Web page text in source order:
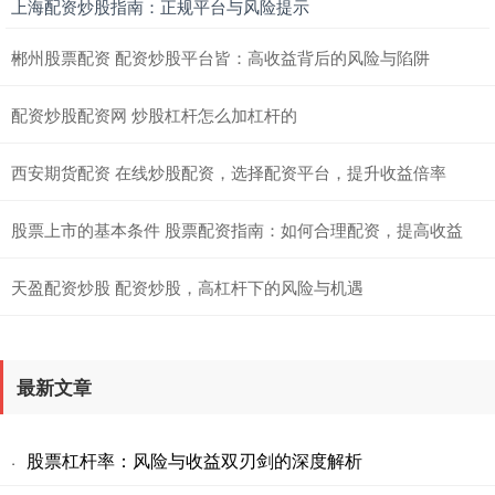
上海配资炒股指南：正规平台与风险提示
郴州股票配资 配资炒股平台皆：高收益背后的风险与陷阱
配资炒股配资网 炒股杠杆怎么加杠杆的
西安期货配资 在线炒股配资，选择配资平台，提升收益倍率
股票上市的基本条件 股票配资指南：如何合理配资，提高收益
天盈配资炒股 配资炒股，高杠杆下的风险与机遇
最新文章
· 股票杠杆率：风险与收益双刃剑的深度解析